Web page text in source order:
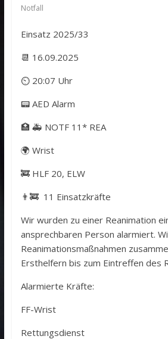
Notfall
Einsatz 2025/33
📆 16.09.2025
⏲ 20:07 Uhr
📟 AED Alarm
🏥 🚑 NOTF 11* REA
🌍 Wrist
🚒 HLF 20, ELW
👨‍🚒 11 Einsatzkräfte
Wir wurden zu einer Reanimation
ansprechbaren Person alarmiert.
Reanimationsmaßnahmen
Ersthelfern bis zum Eintreffen des
Alarmierte Kräfte:
FF-Wrist
Rettungsdienst